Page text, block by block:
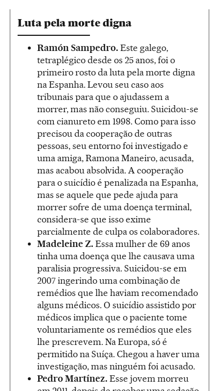
Luta pela morte digna
Ramón Sampedro. Este galego,
tetraplégico desde os 25 anos, foi o
primeiro rosto da luta pela morte digna
na Espanha. Levou seu caso aos
tribunais para que o ajudassem a
morrer, mas não conseguiu. Suicidou-se
com cianureto em 1998. Como para isso
precisou da cooperação de outras
pessoas, seu entorno foi investigado e
uma amiga, Ramona Maneiro, acusada,
mas acabou absolvida. A cooperação
para o suicídio é penalizada na Espanha,
mas se aquele que pede ajuda para
morrer sofre de uma doença terminal,
considera-se que isso exime
parcialmente de culpa os colaboradores.
Madeleine Z. Essa mulher de 69 anos
tinha uma doença que lhe causava uma
paralisia progressiva. Suicidou-se em
2007 ingerindo uma combinação de
remédios que lhe haviam recomendado
alguns médicos. O suicídio assistido por
médicos implica que o paciente tome
voluntariamente os remédios que eles
lhe prescrevem. Na Europa, só é
permitido na Suíça. Chegou a haver uma
investigação, mas ninguém foi acusado.
Pedro Martínez. Esse jovem morreu